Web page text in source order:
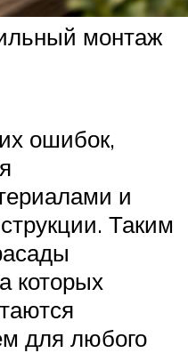
монтаж
ошибок,
и
Таким
которых
для любого